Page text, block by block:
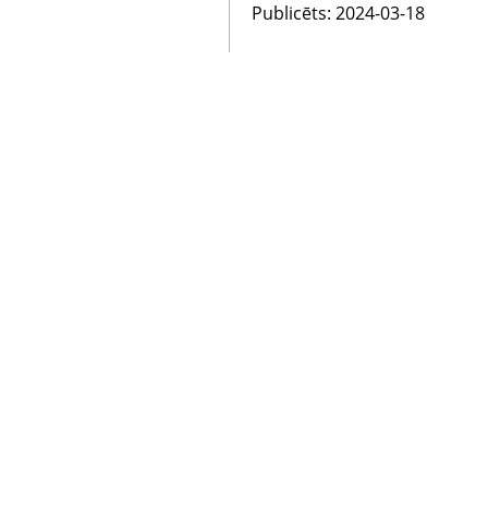
Publicēts: 2024-03-18